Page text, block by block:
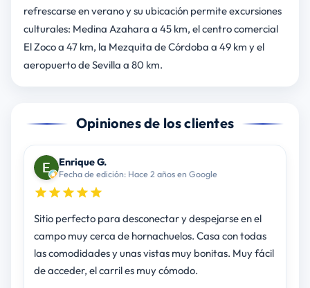
refrescarse en verano y su ubicación permite excursiones
culturales: Medina Azahara a 45 km, el centro comercial
El Zoco a 47 km, la Mezquita de Córdoba a 49 km y el
aeropuerto de Sevilla a 80 km.
Opiniones de los clientes
Enrique G.
Fecha de edición: Hace 2 años en Google
Sitio perfecto para desconectar y despejarse en el
campo muy cerca de hornachuelos. Casa con todas
las comodidades y unas vistas muy bonitas. Muy fácil
de acceder, el carril es muy cómodo.